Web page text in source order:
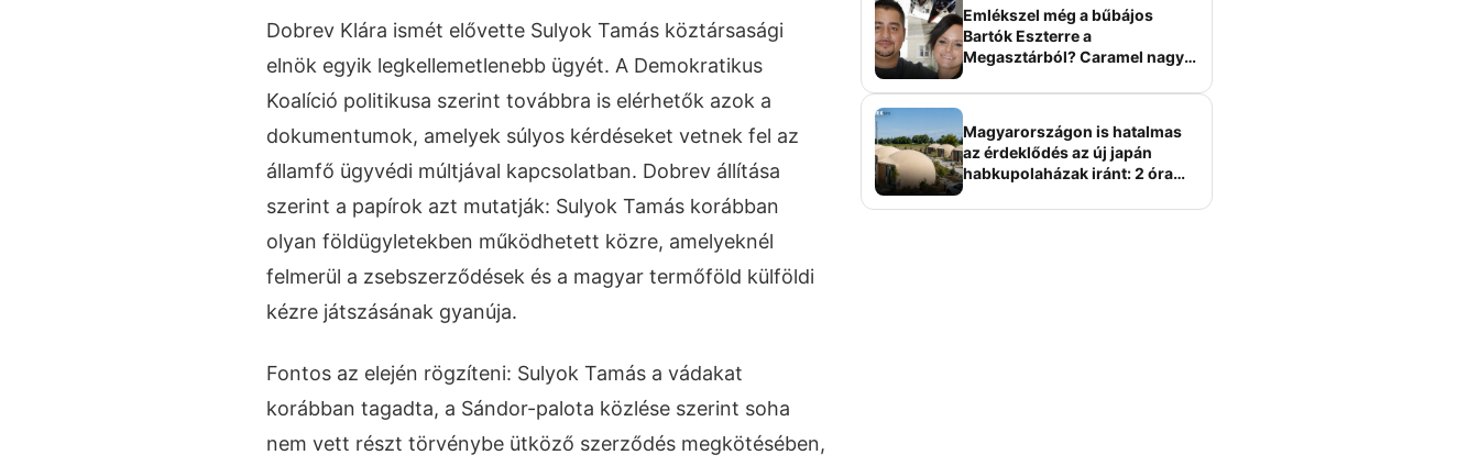
Dobrev Klára ismét elővette Sulyok Tamás köztársasági
elnök egyik legkellemetlenebb ügyét. A Demokratikus
Koalíció politikusa szerint továbbra is elérhetők azok a
dokumentumok, amelyek súlyos kérdéseket vetnek fel az
államfő ügyvédi múltjával kapcsolatban. Dobrev állítása
szerint a papírok azt mutatják: Sulyok Tamás korábban
olyan földügyletekben működhetett közre, amelyeknél
felmerül a zsebszerződések és a magyar termőföld külföldi
kézre játszásának gyanúja.
Fontos az elején rögzíteni: Sulyok Tamás a vádakat
korábban tagadta, a Sándor-palota közlése szerint soha
nem vett részt törvénybe ütköző szerződés megkötésében,
Emlékszel még a bűbájos
Bartók Eszterre a
Megasztárból? Caramel nagy
Magyarországon is hatalmas
az érdeklődés az új japán
habkupolaházak iránt: 2 óra
elképesztő áron hirdetik őket